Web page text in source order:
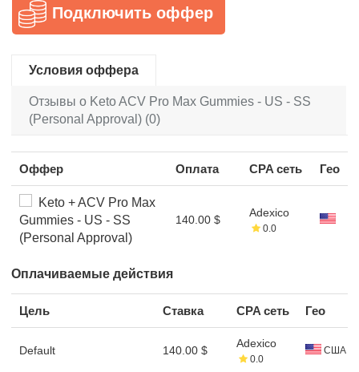
Подключить оффер
Условия оффера
Отзывы о Keto ACV Pro Max Gummies - US - SS
(Personal Approval) (0)
Оффер Оплата CPA сеть Гео
Keto + ACV Pro Max
Gummies - US - SS
(Personal Approval)
140.00 $
Adexico
0.0
Оплачиваемые действия
Цель Ставка CPA сеть Гео
Default 140.00 $
Adexico
0.0
США